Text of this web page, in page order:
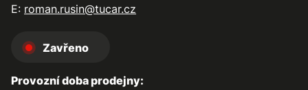
E: roman.rusin@tucar.cz
Zavřeno
Provozní doba prodejny: